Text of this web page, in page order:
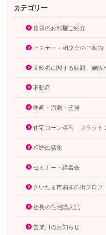
カテゴリー
賃貸のお部屋ご紹介
セミナー・相談会のご案内
高齢者に関する話題、施設
不動産
映画・演劇・芝居
住宅ローン金利 フラット
相続の話題
セミナー・講習会
さいたま市浦和の街ブログ
社長の住宅購入記
営業日のお知らせ